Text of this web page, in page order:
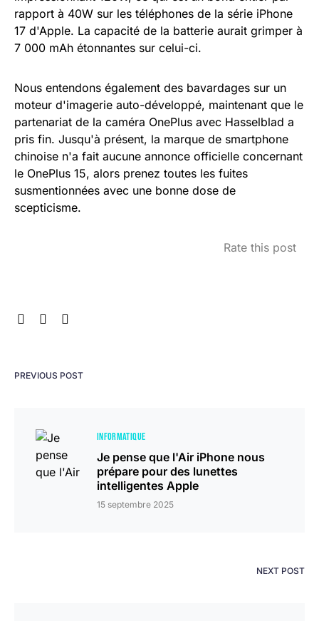
rapport à 40W sur les téléphones de la série iPhone
17 d'Apple. La capacité de la batterie aurait grimper à
7 000 mAh étonnantes sur celui-ci.
Nous entendons également des bavardages sur un
moteur d'imagerie auto-développé, maintenant que le
partenariat de la caméra OnePlus avec Hasselblad a
pris fin. Jusqu'à présent, la marque de smartphone
chinoise n'a fait aucune annonce officielle concernant
le OnePlus 15, alors prenez toutes les fuites
susmentionnées avec une bonne dose de
scepticisme.
Rate this post
PREVIOUS POST
INFORMATIQUE
Je pense que l'Air iPhone nous
prépare pour des lunettes
intelligentes Apple
15 septembre 2025
NEXT POST